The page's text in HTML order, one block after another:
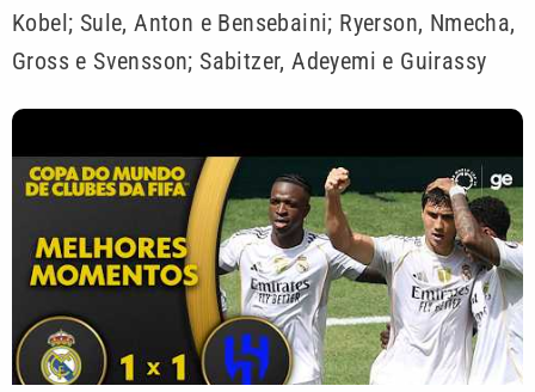
Kobel; Sule, Anton e Bensebaini; Ryerson, Nmecha,
Gross e Svensson; Sabitzer, Adeyemi e Guirassy